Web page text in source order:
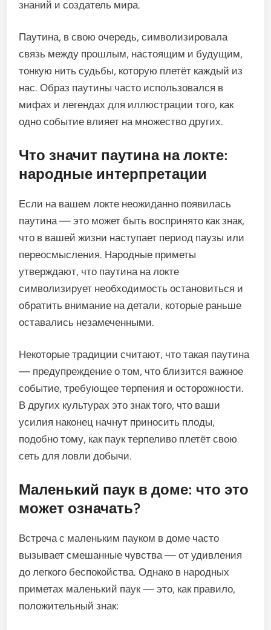
знаний и создатель мира.
Паутина, в свою очередь, символизировала
связь между прошлым, настоящим и будущим,
тонкую нить судьбы, которую плетёт каждый из
нас. Образ паутины часто использовался в
мифах и легендах для иллюстрации того, как
одно событие влияет на множество других.
Что значит паутина на локте:
народные интерпретации
Если на вашем локте неожиданно появилась
паутина — это может быть воспринято как знак,
что в вашей жизни наступает период паузы или
переосмысления. Народные приметы
утверждают, что паутина на локте
символизирует необходимость остановиться и
обратить внимание на детали, которые раньше
оставались незамеченными.
Некоторые традиции считают, что такая паутина
— предупреждение о том, что близится важное
событие, требующее терпения и осторожности.
В других культурах это знак того, что ваши
усилия наконец начнут приносить плоды,
подобно тому, как паук терпеливо плетёт свою
сеть для ловли добычи.
Маленький паук в доме: что это
может означать?
Встреча с маленьким пауком в доме часто
вызывает смешанные чувства — от удивления
до легкого беспокойства. Однако в народных
приметах маленький паук — это, как правило,
положительный знак: